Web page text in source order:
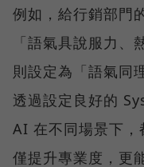
例如，給行銷部門
「語氣具說服力、
則設定為「語氣同
透過設定良好的
AI 在不同場景下，
僅提升專業度，更